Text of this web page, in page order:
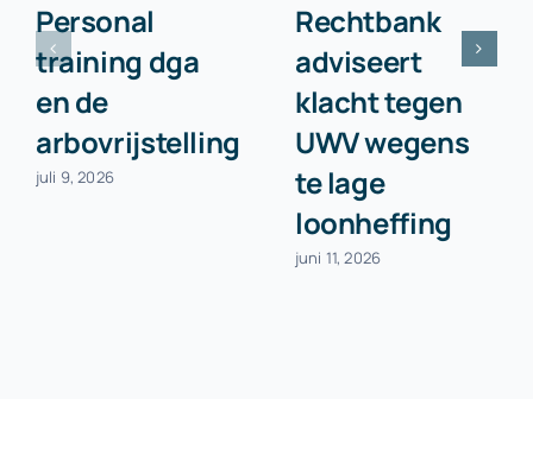
Personal
training dga
en de
arbovrijstelling
juli 9, 2026
Rechtbank
adviseert
klacht tegen
UWV wegens
te lage
loonheffing
juni 11, 2026